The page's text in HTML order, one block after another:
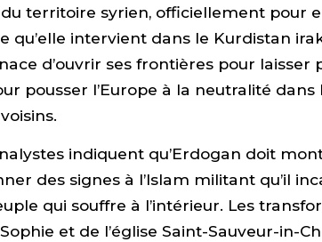
territoire syrien, officiellement pour
qu’elle intervient dans le Kurdistan
d’ouvrir ses frontières pour laisser
pousser l’Europe à la neutralité dans
indiquent qu’Erdogan doit
des signes à l’Islam militant qu’il
qui souffre à l’intérieur. Les
et de l’église Saint-Sauveur-in-